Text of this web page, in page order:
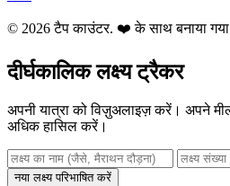
© 2026 टैप काउंटर. ❤️ के साथ बनाया गया
दीर्घकालिक लक्ष्य ट्रैकर
अपनी यात्रा को विज़ुअलाइज़ करें। अपने
अधिक हासिल करें।
नया लक्ष्य परिभाषित करें